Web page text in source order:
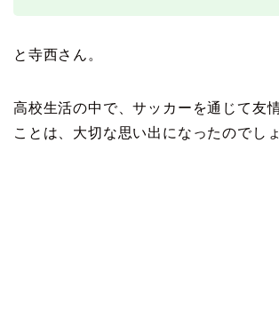
と寺西さん。
高校生活の中で、サッカーを通じて友
ことは、大切な思い出になったのでしょ